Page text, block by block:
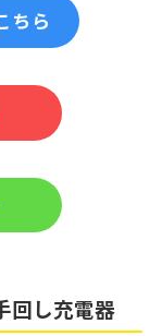
ちら
回し充電器